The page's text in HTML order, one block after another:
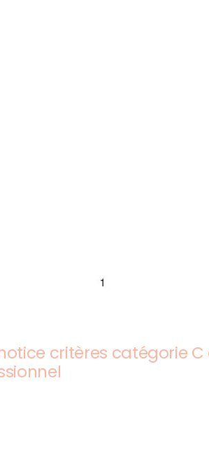
critères catégorie